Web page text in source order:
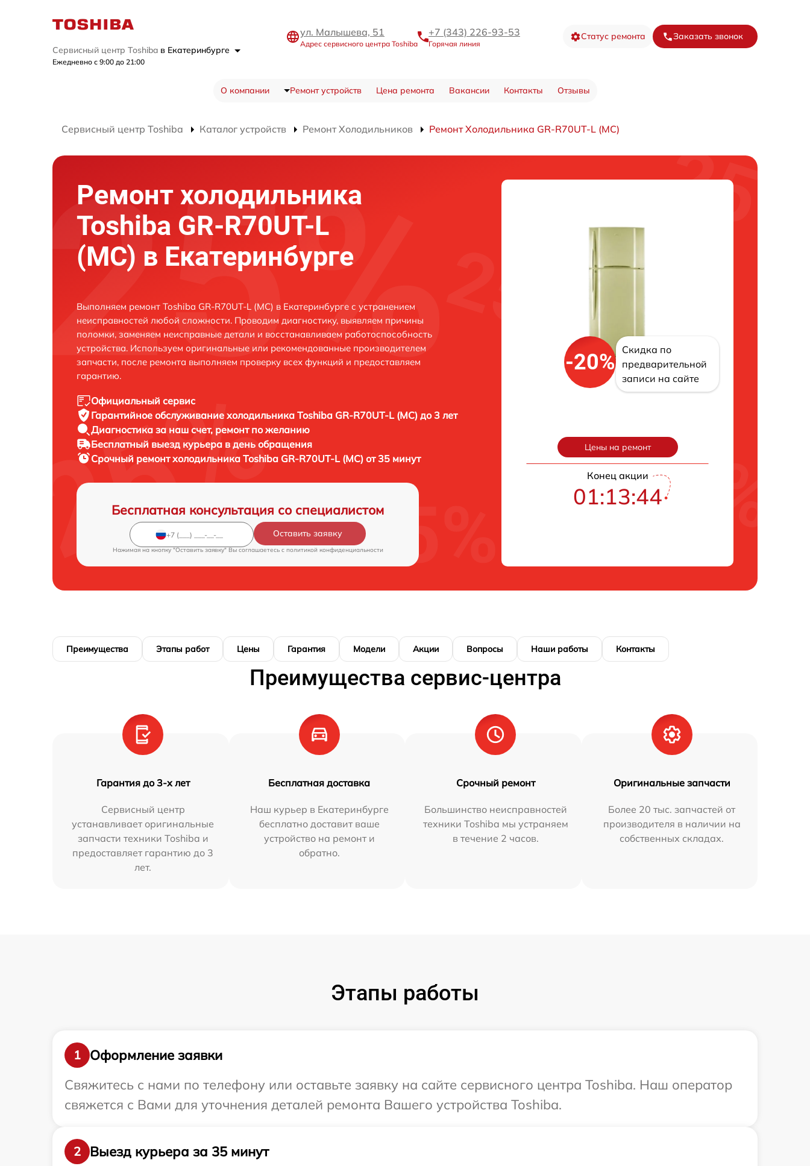
Сервисный центр Toshiba в Екатеринбурге
Ежедневно с 9:00 до 21:00
ул. Малышева, 51
Адрес сервисного центра Toshiba
+7 (343) 226-93-53
Горячая линия
Статус ремонта Заказать звонок
О компании Ремонт устройств Цена ремонта Вакансии Контакты Отзывы
Сервисный центр Toshiba Каталог устройств Ремонт Холодильников Ремонт Холодильника GR-R70UT-L (MC)
Ремонт холодильника
Toshiba GR-R70UT-L
(MC) в Екатеринбурге
Выполняем ремонт Toshiba GR-R70UT-L (MC) в Екатеринбурге с устранением
неисправностей любой сложности. Проводим диагностику, выявляем причины
поломки, заменяем неисправные детали и восстанавливаем работоспособность
устройства. Используем оригинальные или рекомендованные производителем
запчасти, после ремонта выполняем проверку всех функций и предоставляем
гарантию.
Официальный сервис
Гарантийное обслуживание холодильника Toshiba GR-R70UT-L (MC) до 3 лет
Диагностика за наш счет, ремонт по желанию
Бесплатный выезд курьера в день обращения
Срочный ремонтхолодильника Toshiba GR-R70UT-L (MC) от 35 минут
Бесплатная консультация со специалистом
Оставить заявку
Нажимая на кнопку "Оставить заявку" Вы соглашаетесь c политикой конфиденциальности
-20%
Скидка по
предварительной
записи на сайте
Цены на ремонт
Конец акции
01:13:42
Преимущества Этапы работ Цены Гарантия Модели Акции Вопросы Наши работы Контакты
Преимущества сервис-центра
Гарантия до 3-х лет
Сервисный центр
устанавливает оригинальные
запчасти техники Toshiba и
предоставляет гарантию до 3
лет.
Бесплатная доставка
Наш курьер в Екатеринбурге
бесплатно доставит ваше
устройство на ремонт и
обратно.
Срочный ремонт
Большинство неисправностей
техники Toshiba мы устраняем
в течение 2 часов.
Оригинальные запчасти
Более 20 тыс. запчастей от
производителя в наличии на
собственных складах.
Этапы работы
1
Оформление заявки
Свяжитесь с нами по телефону или оставьте заявку на сайте сервисного центра Toshiba. Наш оператор
свяжется с Вами для уточнения деталей ремонта Вашего устройства Toshiba.
2
Выезд курьера за 35 минут